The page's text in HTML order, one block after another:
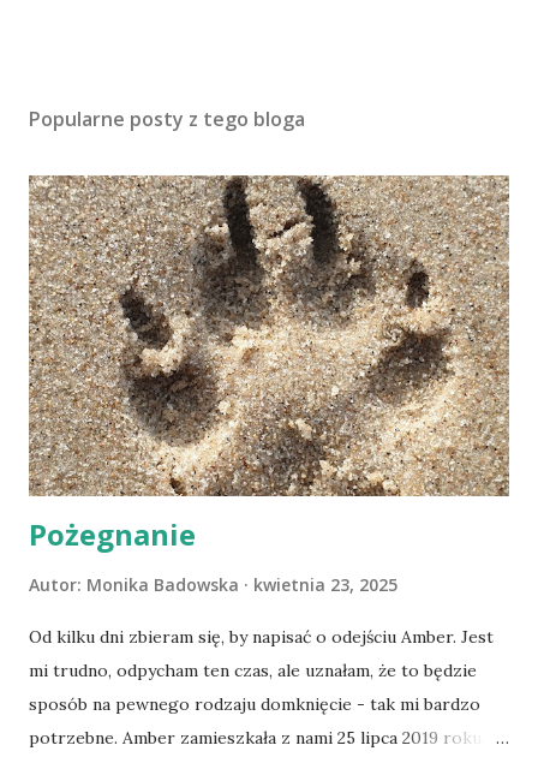
Popularne posty z tego bloga
Pożegnanie
Autor: Monika Badowska kwietnia 23, 2025
Od kilku dni zbieram się, by napisać o odejściu Amber. Jest
mi trudno, odpycham ten czas, ale uznałam, że to będzie
sposób na pewnego rodzaju domknięcie - tak mi bardzo
potrzebne. Amber zamieszkała z nami 25 lipca 2019 roku.